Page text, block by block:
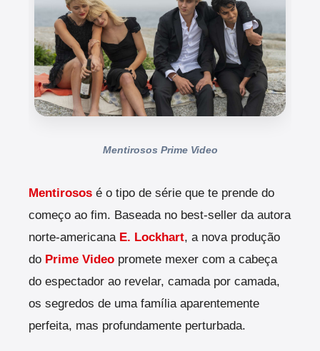
Mentirosos Prime Video
Mentirosos é o tipo de série que te prende do
começo ao fim. Baseada no best-seller da autora
norte-americana E. Lockhart, a nova produção
do Prime Video promete mexer com a cabeça
do espectador ao revelar, camada por camada,
os segredos de uma família aparentemente
perfeita, mas profundamente perturbada.